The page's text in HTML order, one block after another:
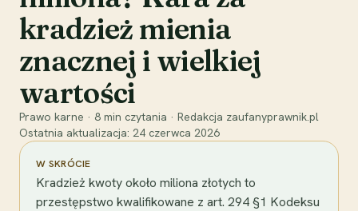
kradzież mienia
znacznej i wielkiej
wartości
Prawo karne · 8 min czytania · Redakcja zaufanyprawnik.pl
Ostatnia aktualizacja: 24 czerwca 2026
W SKRÓCIE
Kradzież kwoty około miliona złotych to
przestępstwo kwalifikowane z art. 294 §1 Kodeksu